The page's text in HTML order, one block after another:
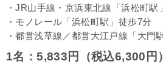
・JR山手線・京浜東北線「浜松町駅
・モノレール「浜松町駅」徒歩7分
・都営浅草線／都営大江戸線「大門
1名：5,833円（税込6,300円